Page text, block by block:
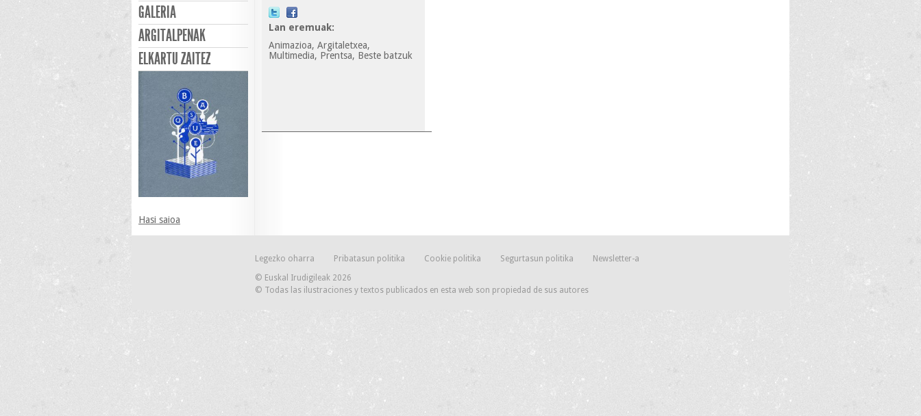
GALERIA
ARGITALPENAK
ELKARTU ZAITEZ
Hasi saioa
Lan eremuak:
Animazioa, Argitaletxea,
Multimedia, Prentsa, Beste batzuk
Legezko oharra Pribatasun politika Cookie politika Segurtasun politika
Newsletter-a
© Euskal Irudigileak 2026
© Todas las ilustraciones y textos publicados en esta web son propiedad de sus autores